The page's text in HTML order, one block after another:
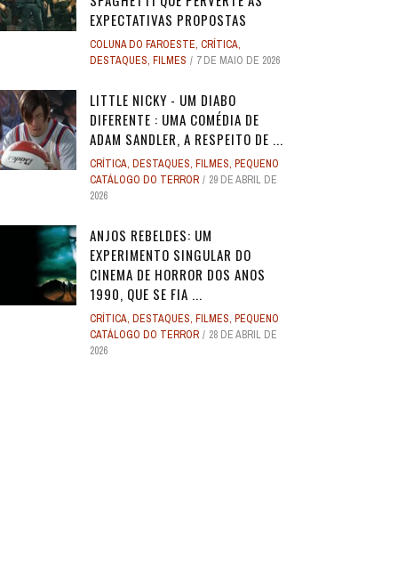
EXPECTATIVAS PROPOSTAS
COLUNA DO FAROESTE, CRÍTICA,
DESTAQUES, FILMES 7 DE MAIO DE 2026
LITTLE NICKY - UM DIABO
DIFERENTE : UMA COMÉDIA DE
ADAM SANDLER, A RESPEITO DE ...
CRÍTICA, DESTAQUES, FILMES, PEQUENO
CATÁLOGO DO TERROR
29 DE ABRIL DE
2026
ANJOS REBELDES: UM
EXPERIMENTO SINGULAR DO
CINEMA DE HORROR DOS ANOS
1990, QUE SE FIA ...
CRÍTICA, DESTAQUES, FILMES, PEQUENO
CATÁLOGO DO TERROR
28 DE ABRIL DE
2026